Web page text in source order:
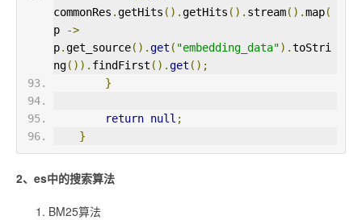
commonRes .getHits ().getHits (). stream().map(
p
->
p.get_source().get ( "embedding_data").toStri
ng()). findFirst ().get ();
}
return null ;
}
2、es中的搜索算法
BM25算法